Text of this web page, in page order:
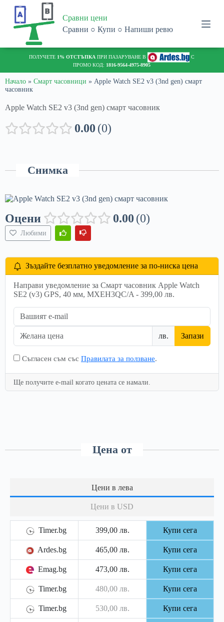
o
n
t
n
Сравни цени
Сравни ○ Купи ○ Напиши ревю
Начало » Смарт часовници » Apple Watch SE2 v3 (3nd gen) смарт
часовник
Apple Watch SE2 v3 (3nd gen) смарт часовник
0.00 0
Снимка
Оцени 0.00 0
Любими
Зъздайте безплатно уведомление за по-ниска цена
Направи уведомление за Смарт часовник Apple Watch
SE2 (v3) GPS, 40 мм, MXEH3QC/A - 399,00 лв.
лв. Запази
Съгласен съм със Правилата за ползване.
Ще получите e-mail когато цената се намали.
Цена от
Цени в лева
Цени в USD
Timer.bg 399,00 лв. Купи сега
Ardes.bg 465,00 лв. Купи сега
Emag.bg 473,00 лв. Купи сега
Timer.bg 480,00 лв. Купи сега
Timer.bg 530,00 лв. Купи сега